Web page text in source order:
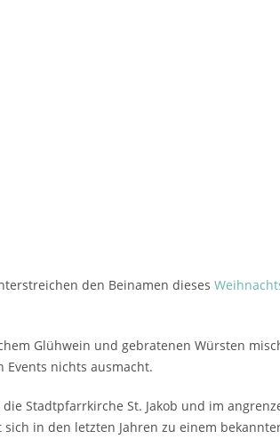
den Beinamen dieses
Glühwein und gebratenen Würsten
Events nichts ausmacht.
Stadtpfarrkirche St. Jakob und im
sich in den letzten Jahren zu einem